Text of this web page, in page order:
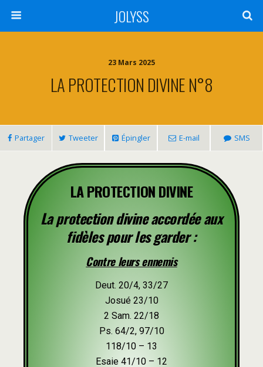
JOLYSS
23 Mars 2025
LA PROTECTION DIVINE N°8
Partager Tweeter Épingler E-mail SMS
LA PROTECTION DIVINE
La protection divine accordée aux
fidèles pour les garder :
Contre leurs ennemis
Deut. 20/4, 33/27
Josué 23/10
2 Sam. 22/18
Ps. 64/2, 97/10
118/10 – 13
Esaie 41/10 – 12